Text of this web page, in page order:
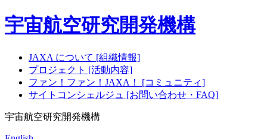
宇宙航空研究開発機構
JAXA について [組織情報]
プロジェクト [活動内容]
ファン！ファン！JAXA！ [コミュニティ]
サイトコンシェルジュ [お問い合わせ・FAQ]
宇宙航空研究開発機構